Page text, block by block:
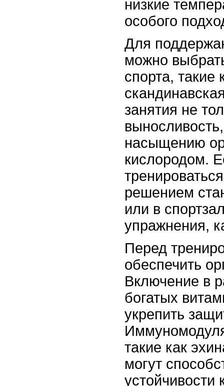
низкие
особого
Для
можно
спорта, такие
занятия не
насыщению
кислородом.
решением
или в
упражнения,
Перед
обеспечить
Включение в
богатых
укрепить
такие как
могут
устойчивости